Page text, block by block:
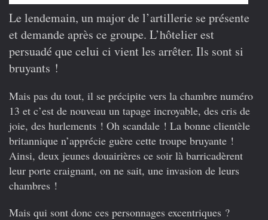
Le lendemain, un major de l’artillerie se présente
et demande après ce groupe. L’hôtelier est
persuadé que celui ci vient les arrêter. Ils sont si
bruyants !
Mais pas du tout, il se précipite vers la chambre numéro
13 et c’est de nouveau un tapage incroyable, des cris de
joie, des hurlements ! Oh scandale ! La bonne clientèle
britannique n’apprécie guère cette troupe bruyante !
Ainsi, deux jeunes douairières ce soir là barricadèrent
leur porte craignant, on ne sait, une invasion de leurs
chambres !
Mais qui sont donc ces personnages excentriques ?